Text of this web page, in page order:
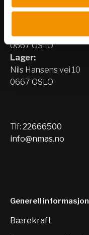
Nils Hansens vei 8
0667 OSLO
Lager:
Nils Hansens vei 10
0667 OSLO
Tlf: 22666500
info@nmas.no
Generell informasjon
Bærekraft